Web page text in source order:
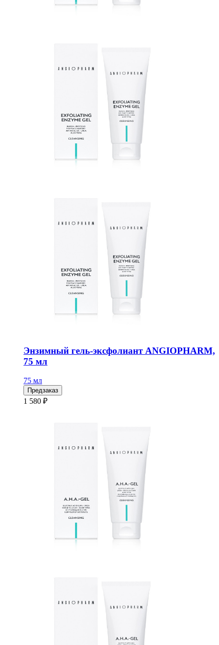
Энзимный гель-эксфолиант ANGIOPHARM,
75 мл
75 мл
Предзаказ
1 580 ₽